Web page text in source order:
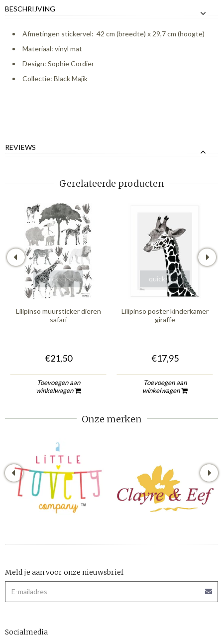
BESCHRIJVING
Afmetingen stickervel: 42 cm (breedte) x 29,7 cm (hoogte)
Materiaal: vinyl mat
Design: Sophie Cordier
Collectie: Black Majik
REVIEWS
Gerelateerde producten
quickshop
Lilipinso muursticker dieren
safari
€21,50
Toevoegen aan
winkelwagen
quickshop
Lilipinso poster kinderkamer
giraffe
€17,95
Toevoegen aan
winkelwagen
Onze merken
Meld je aan voor onze nieuwsbrief
Socialmedia